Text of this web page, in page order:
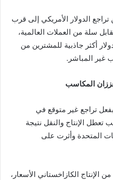
الدولار الأمريكي إلى قرب
سلة من العملات العالمية،
أكثر جاذبية للمشترين من
غير المباشر.
المكاسب
تراجع غير متوقع في
تعطل الإنتاج والنقل نتيجة
المتحدة وأثرت على
الكازاخستاني الأسعار،